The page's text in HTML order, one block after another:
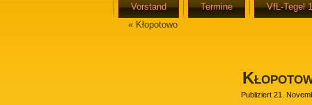
Vorstand Termine
VfL-Tegel
« Kłopotowo
Publiziert 21.